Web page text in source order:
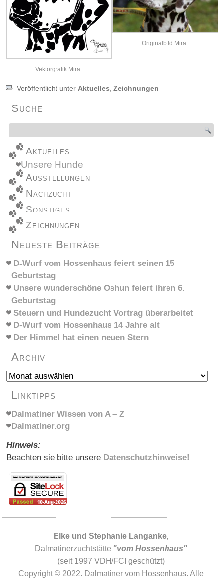
Vektorgrafik Mira
Originalbild Mira
Veröffentlicht unter Aktuelles ,Zeichnungen
Suche
Aktuelles
Unsere Hunde
Ausstellungen
Nachzucht
Sonstiges
Zeichnungen
Neueste Beiträge
D-Wurf vom Hossenhaus feiert seinen 15
Geburtstag
Unsere wunderschöne Oshun feiert ihren 6.
Geburtstag
Steuern und Hundezucht Vortrag überarbeitet
D-Wurf vom Hossenhaus 14 Jahre alt
Der Himmel hat einen neuen Stern
Archiv
Archiv
Linktipps
Dalmatiner Wissen von A – Z
Dalmatiner.org
Hinweis:
Beachten sie bitte unsere Datenschutzhinweise!
Elke und Stephanie Langanke,
Dalmatinerzuchtstätte "vom Hossenhaus"
(seit 1997 VDH/FCI geschützt)
Copyright © 2022. Dalmatiner vom Hossenhaus. Alle